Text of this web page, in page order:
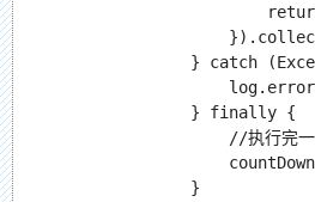
} catch
                } finally {
//执行完一
                }